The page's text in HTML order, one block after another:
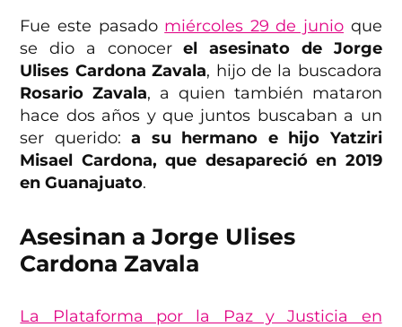
Fue este pasado miércoles 29 de junio que
se dio a conocerel asesinato de Jorge
Ulises Cardona Zavala, hijo de la buscadora
Rosario Zavala, a quien también mataron
hace dos años y que juntos buscaban a un
ser querido:a su hermano e hijo Yatziri
Misael Cardona, que desapareció en 2019
en Guanajuato.
Asesinan a Jorge Ulises
Cardona Zavala
La Plataforma por la Paz y Justicia en